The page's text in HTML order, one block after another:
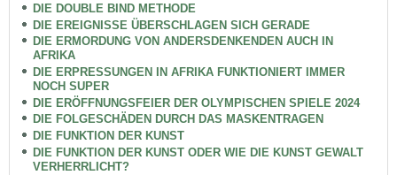
DIE DOUBLE BIND METHODE
DIE EREIGNISSE ÜBERSCHLAGEN SICH GERADE
DIE ERMORDUNG VON ANDERSDENKENDEN AUCH IN
AFRIKA
DIE ERPRESSUNGEN IN AFRIKA FUNKTIONIERT IMMER
NOCH SUPER
DIE ERÖFFNUNGSFEIER DER OLYMPISCHEN SPIELE 2024
DIE FOLGESCHÄDEN DURCH DAS MASKENTRAGEN
DIE FUNKTION DER KUNST
DIE FUNKTION DER KUNST ODER WIE DIE KUNST GEWALT
VERHERRLICHT?